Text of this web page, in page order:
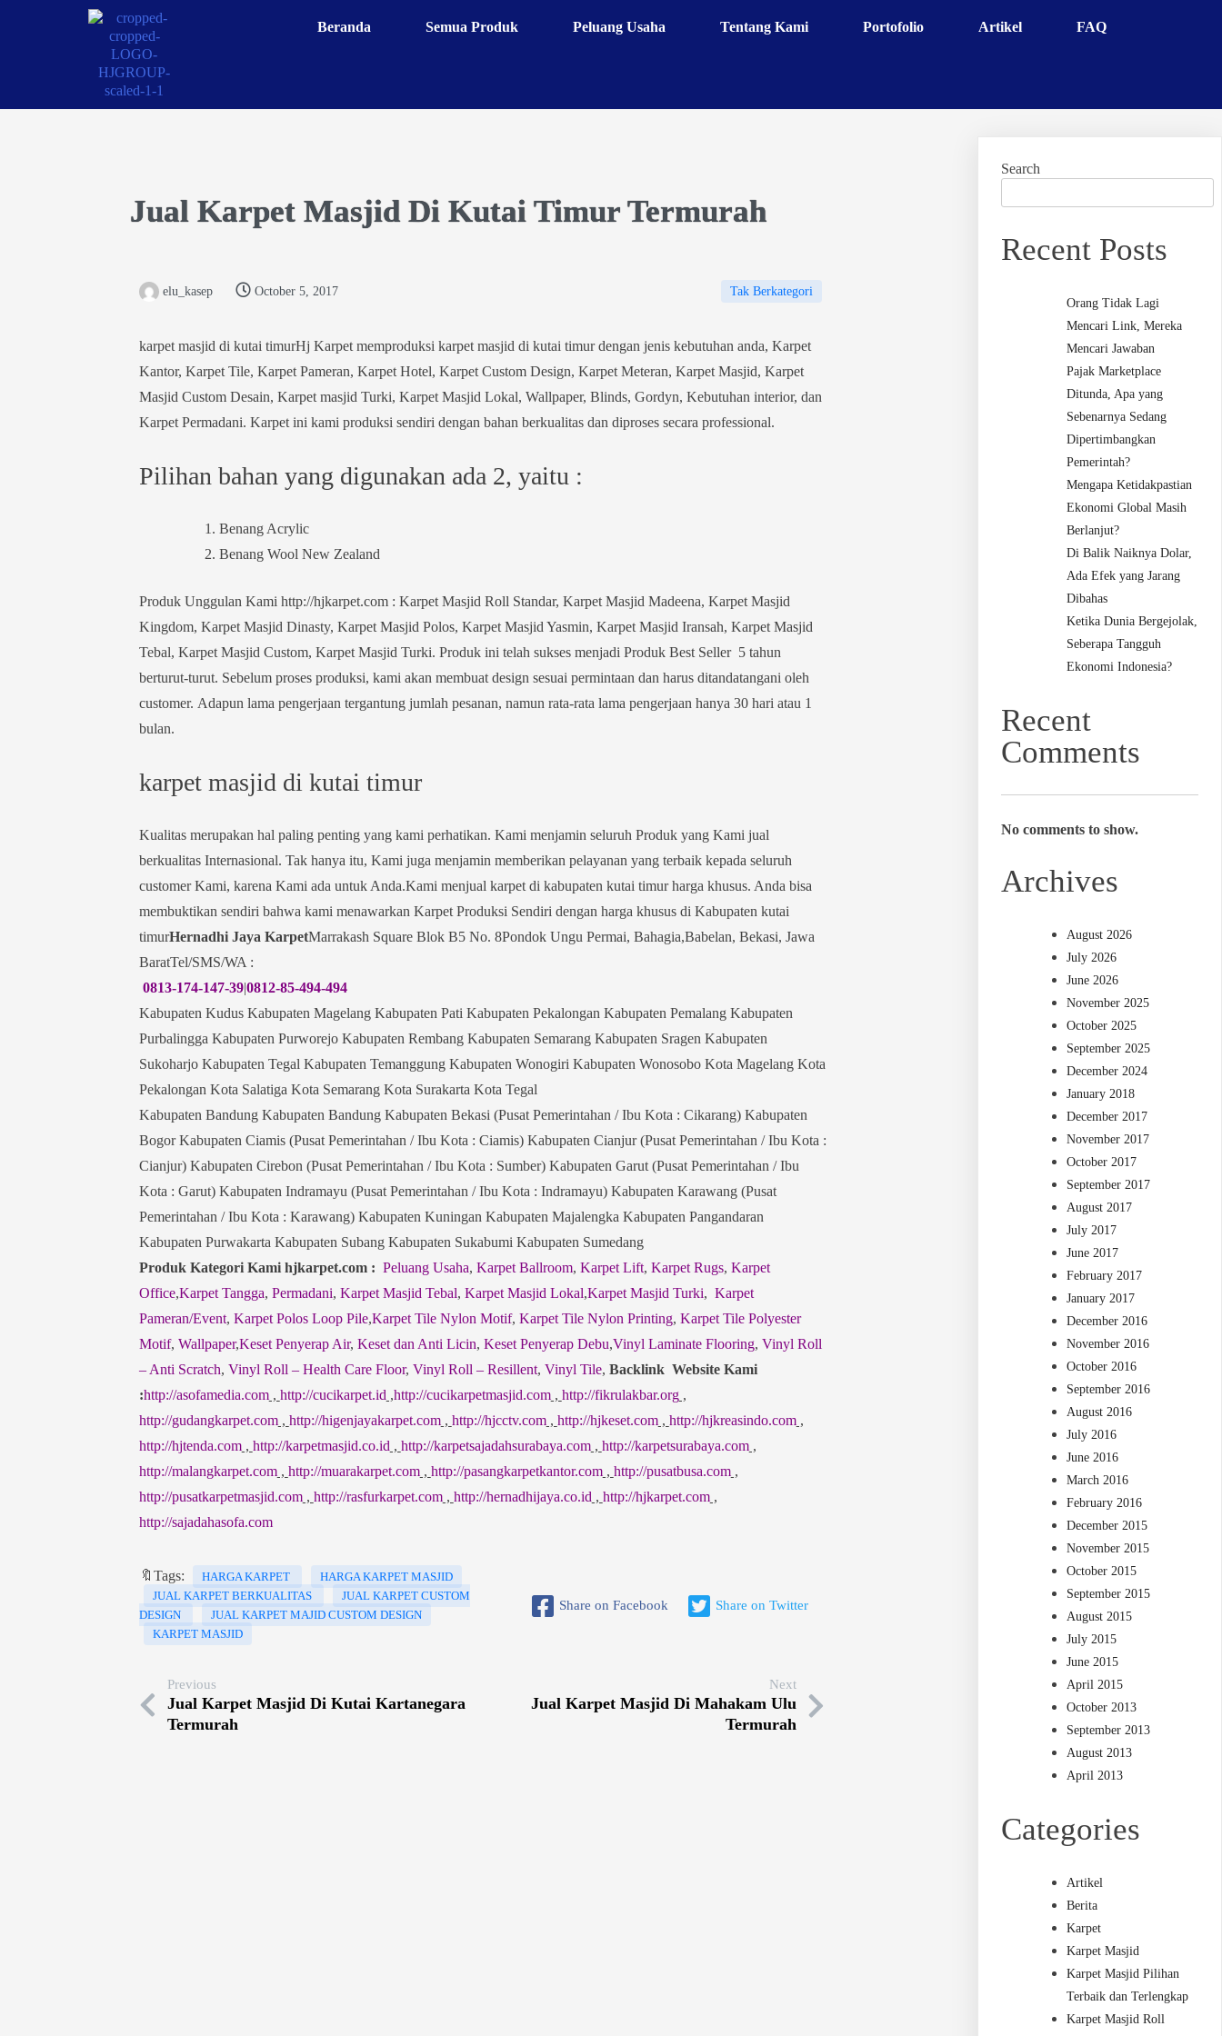
Beranda Semua Produk Peluang Usaha Tentang Kami Portofolio Artikel FAQ
Jual Karpet Masjid Di Kutai Timur Termurah
elu_kasep October 5, 2017 Tak Berkategori
karpet masjid di kutai timurHj Karpet memproduksi karpet masjid di kutai timur dengan jenis kebutuhan anda, Karpet
Kantor, Karpet Tile, Karpet Pameran, Karpet Hotel, Karpet Custom Design, Karpet Meteran, Karpet Masjid, Karpet
Masjid Custom Desain, Karpet masjid Turki, Karpet Masjid Lokal, Wallpaper, Blinds, Gordyn, Kebutuhan interior, dan
Karpet Permadani. Karpet ini kami produksi sendiri dengan bahan berkualitas dan diproses secara professional.
Pilihan bahan yang digunakan ada 2, yaitu :
Benang Acrylic
Benang Wool New Zealand
Produk Unggulan Kami http://hjkarpet.com : Karpet Masjid Roll Standar, Karpet Masjid Madeena, Karpet Masjid
Kingdom, Karpet Masjid Dinasty, Karpet Masjid Polos, Karpet Masjid Yasmin, Karpet Masjid Iransah, Karpet Masjid
Tebal, Karpet Masjid Custom, Karpet Masjid Turki. Produk ini telah sukses menjadi Produk Best Seller 5 tahun
berturut-turut. Sebelum proses produksi, kami akan membuat design sesuai permintaan dan harus ditandatangani oleh
customer. Adapun lama pengerjaan tergantung jumlah pesanan, namun rata-rata lama pengerjaan hanya 30 hari atau 1
bulan.
karpet masjid di kutai timur
Kualitas merupakan hal paling penting yang kami perhatikan. Kami menjamin seluruh Produk yang Kami jual
berkualitas Internasional. Tak hanya itu, Kami juga menjamin memberikan pelayanan yang terbaik kepada seluruh
customer Kami, karena Kami ada untuk Anda.Kami menjual karpet di kabupaten kutai timur harga khusus. Anda bisa
membuktikan sendiri bahwa kami menawarkan Karpet Produksi Sendiri dengan harga khusus di Kabupaten kutai
timurHernadhi Jaya KarpetMarrakash Square Blok B5 No. 8Pondok Ungu Permai, Bahagia,Babelan, Bekasi, Jawa
BaratTel/SMS/WA :
0813-174-147-39|0812-85-494-494
Kabupaten Kudus Kabupaten Magelang Kabupaten Pati Kabupaten Pekalongan Kabupaten Pemalang Kabupaten
Purbalingga Kabupaten Purworejo Kabupaten Rembang Kabupaten Semarang Kabupaten Sragen Kabupaten
Sukoharjo Kabupaten Tegal Kabupaten Temanggung Kabupaten Wonogiri Kabupaten Wonosobo Kota Magelang Kota
Pekalongan Kota Salatiga Kota Semarang Kota Surakarta Kota Tegal
Kabupaten Bandung Kabupaten Bandung Kabupaten Bekasi (Pusat Pemerintahan / Ibu Kota : Cikarang) Kabupaten
Bogor Kabupaten Ciamis (Pusat Pemerintahan / Ibu Kota : Ciamis) Kabupaten Cianjur (Pusat Pemerintahan / Ibu Kota :
Cianjur) Kabupaten Cirebon (Pusat Pemerintahan / Ibu Kota : Sumber) Kabupaten Garut (Pusat Pemerintahan / Ibu
Kota : Garut) Kabupaten Indramayu (Pusat Pemerintahan / Ibu Kota : Indramayu) Kabupaten Karawang (Pusat
Pemerintahan / Ibu Kota : Karawang) Kabupaten Kuningan Kabupaten Majalengka Kabupaten Pangandaran
Kabupaten Purwakarta Kabupaten Subang Kabupaten Sukabumi Kabupaten Sumedang
Produk Kategori Kami hjkarpet.com : Peluang Usaha, Karpet Ballroom, Karpet Lift, Karpet Rugs, Karpet
Office,Karpet Tangga, Permadani, Karpet Masjid Tebal, Karpet Masjid Lokal,Karpet Masjid Turki, Karpet
Pameran/Event, Karpet Polos Loop Pile,Karpet Tile Nylon Motif, Karpet Tile Nylon Printing, Karpet Tile Polyester
Motif, Wallpaper,Keset Penyerap Air, Keset dan Anti Licin, Keset Penyerap Debu,Vinyl Laminate Flooring, Vinyl Roll
– Anti Scratch, Vinyl Roll – Health Care Floor, Vinyl Roll – Resillent, Vinyl Tile, Backlink Website Kami
:http://asofamedia.com, http://cucikarpet.id ,http://cucikarpetmasjid.com, http://fikrulakbar.org,
http://gudangkarpet.com, http://higenjayakarpet.com, http://hjcctv.com, http://hjkeset.com, http://hjkreasindo.com,
http://hjtenda.com, http://karpetmasjid.co.id , http://karpetsajadahsurabaya.com, http://karpetsurabaya.com,
http://malangkarpet.com, http://muarakarpet.com, http://pasangkarpetkantor.com, http://pusatbusa.com,
http://pusatkarpetmasjid.com, http://rasfurkarpet.com, http://hernadhijaya.co.id , http://hjkarpet.com,
http://sajadahasofa.com
🔖Tags: HARGA KARPET
HARGA KARPET MASJID
JUAL KARPET BERKUALITAS
JUAL KARPET CUSTOM
DESIGN
JUAL KARPET MAJID CUSTOM DESIGN
KARPET MASJID
Share on Facebook Share on Twitter
Previous
Jual Karpet Masjid Di Kutai Kartanegara
Termurah
Next
Jual Karpet Masjid Di Mahakam Ulu
Termurah
Search
Recent Posts
Orang Tidak Lagi
Mencari Link, Mereka
Mencari Jawaban
Pajak Marketplace
Ditunda, Apa yang
Sebenarnya Sedang
Dipertimbangkan
Pemerintah?
Mengapa Ketidakpastian
Ekonomi Global Masih
Berlanjut?
Di Balik Naiknya Dolar,
Ada Efek yang Jarang
Dibahas
Ketika Dunia Bergejolak,
Seberapa Tangguh
Ekonomi Indonesia?
Recent
Comments
No comments to show.
Archives
August 2026
July 2026
June 2026
November 2025
October 2025
September 2025
December 2024
January 2018
December 2017
November 2017
October 2017
September 2017
August 2017
July 2017
June 2017
February 2017
January 2017
December 2016
November 2016
October 2016
September 2016
August 2016
July 2016
June 2016
March 2016
February 2016
December 2015
November 2015
October 2015
September 2015
August 2015
July 2015
June 2015
April 2015
October 2013
September 2013
August 2013
April 2013
Categories
Artikel
Berita
Karpet
Karpet Masjid
Karpet Masjid Pilihan
Terbaik dan Terlengkap
Karpet Masjid Roll